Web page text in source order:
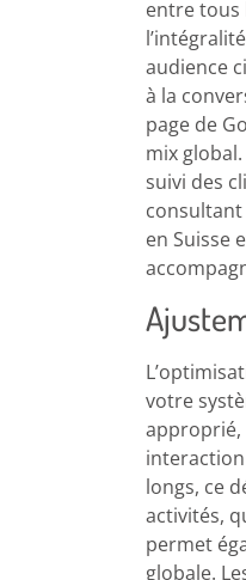
entre tous
audience
à la
page de
mix
suivi des
consultant
en Suisse
votre
approprié,
longs, ce
activités,
permet
globale.